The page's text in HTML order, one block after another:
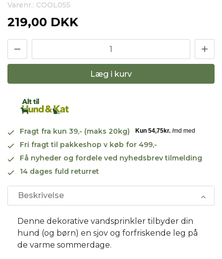
Varenr.: COOL055
219,00 DKK
Læg i kurv
Fragt fra kun 39,- (maks 20kg)
Fri fragt til pakkeshop v køb for 499,-
Få nyheder og fordele ved nyhedsbrev tilmelding
14 dages fuld returret
Beskrivelse
Denne dekorative vandsprinkler tilbyder din
hund (og børn) en sjov og forfriskende leg på
de varme sommerdage.